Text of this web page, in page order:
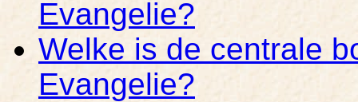
Evangelie?
Welke is de centrale
Evangelie?